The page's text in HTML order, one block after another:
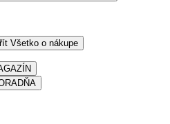
Všetko o nákupe